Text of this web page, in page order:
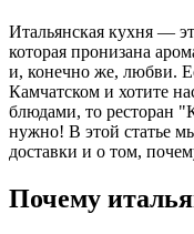
Итальянская кухня —
которая пронизана
и, конечно же, любви.
Камчатском и хотите
блюдами, то ресторан
нужно! В этой статье
доставки и о том,
Почему